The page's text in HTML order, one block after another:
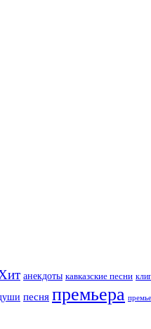
анекдоты кавказские песни
песня премьера